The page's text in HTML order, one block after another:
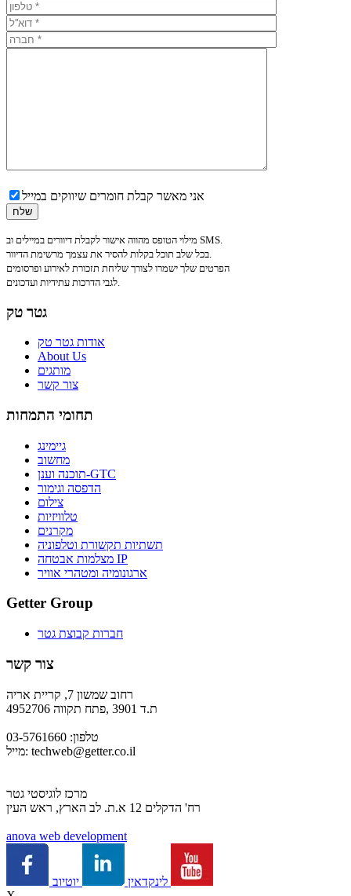
אני מאשר קבלת חומרים שיווקים במייל
מילוי הטופס מהווה אישור לקבלת דיוורים במיילים וב SMS.
הפרטים שלך ישמרו לצורך שליחת תזכורת לאירוע ופרסומים
גטר טק
אודות גטר טק
About Us
מותגים
צור קשר
תחומי התמחות
גיימינג
מחשוב
תוכנה וענן-GTC
הדפסה וגימור
צילום
טלוויזיות
מקרנים
תשתיות תקשורת וטלפוניה
מצלמות אבטחה IP
ארגונומיה ומטהרי אוויר
Getter Group
חברות קבוצת גטר
צור קשר
רחוב שמשון 7, קריית אריה
ת.ד 3901 ,פתח תקווה 4952706
טלפון: 03-5761660
מייל: techweb@getter.co.il
מרכז לוגיסטי גטר
רח' הדקלים 12 א.ת. לב הארץ, ראש העין
anova web development
לינקדאין